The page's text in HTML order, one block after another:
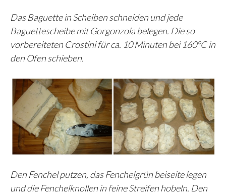
Das Baguette in Scheiben schneiden und jede
Baguettescheibe mit Gorgonzola belegen. Die so
vorbereiteten Crostini für ca. 10 Minuten bei 160°C in
den Ofen schieben.
Den Fenchel putzen, das Fenchelgrün beiseite legen
und die Fenchelknollen in feine Streifen hobeln. Den